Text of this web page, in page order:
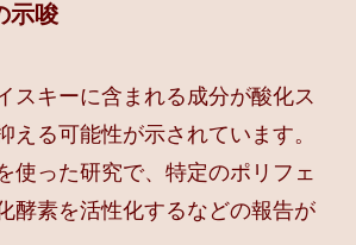
示唆
スキーに含まれる成分が酸化ス
える可能性が示されています。
使った研究で、特定のポリフェ
酵素を活性化するなどの報告が